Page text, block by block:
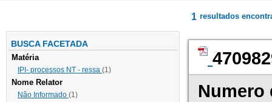
BUSCA FACETADA
Matéria
IPI- processos NT - ressa (1)
Nome Relator
Não Informado (1)
1 resultados
Numero